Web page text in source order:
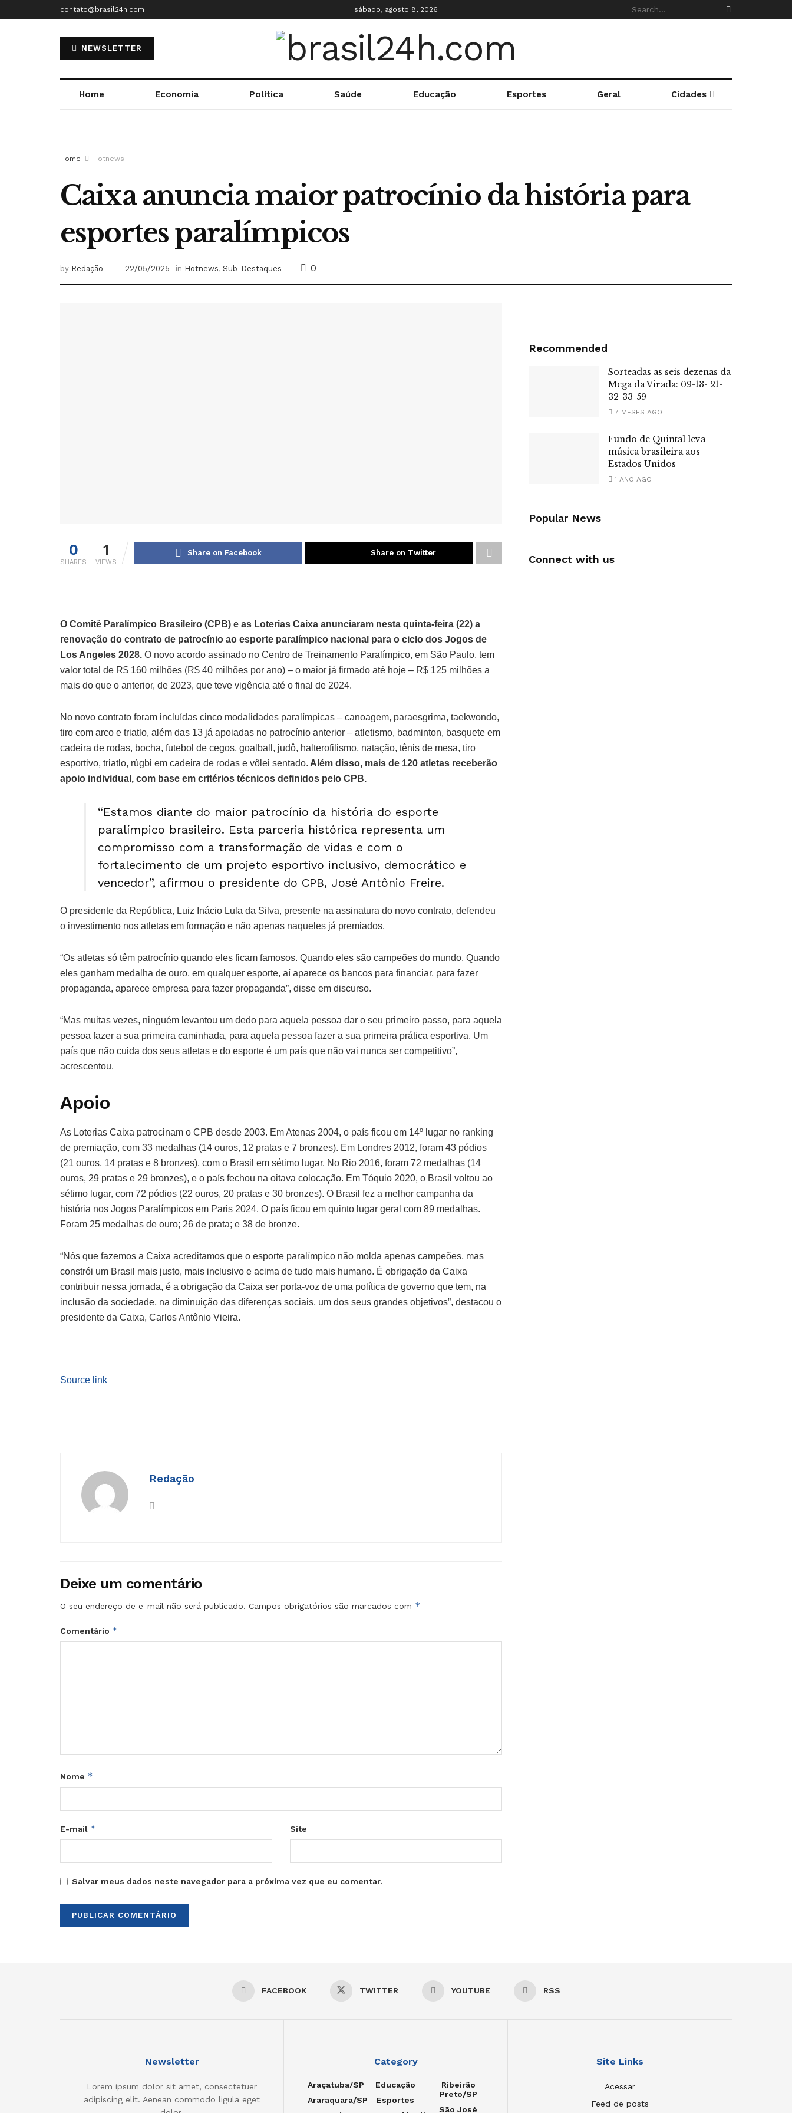
contato@brasil24h.com sábado, agosto 8, 2026
NEWSLETTER
Home Economia Política Saúde Educação Esportes Geral Cidades
Home Hotnews
Caixa anuncia maior patrocínio da história para
esportes paralímpicos
by Redação 22/05/2025 in Hotnews, Sub-Destaques 0
0
SHARES
1
VIEWS
Share on Facebook Share on Twitter
O Comitê Paralímpico Brasileiro (CPB) e as Loterias Caixa anunciaram nesta quinta-feira (22) a
renovação do contrato de patrocínio ao esporte paralímpico nacional para o ciclo dos Jogos de
Los Angeles 2028. O novo acordo assinado no Centro de Treinamento Paralímpico, em São Paulo, tem
valor total de R$ 160 milhões (R$ 40 milhões por ano) – o maior já firmado até hoje – R$ 125 milhões a
mais do que o anterior, de 2023, que teve vigência até o final de 2024.
No novo contrato foram incluídas cinco modalidades paralímpicas – canoagem, paraesgrima, taekwondo,
tiro com arco e triatlo, além das 13 já apoiadas no patrocínio anterior – atletismo, badminton, basquete em
cadeira de rodas, bocha, futebol de cegos, goalball, judô, halterofilismo, natação, tênis de mesa, tiro
esportivo, triatlo, rúgbi em cadeira de rodas e vôlei sentado. Além disso, mais de 120 atletas receberão
apoio individual, com base em critérios técnicos definidos pelo CPB.
“Estamos diante do maior patrocínio da história do esporte
paralímpico brasileiro. Esta parceria histórica representa um
compromisso com a transformação de vidas e com o
fortalecimento de um projeto esportivo inclusivo, democrático e
vencedor”, afirmou o presidente do CPB, José Antônio Freire.
O presidente da República, Luiz Inácio Lula da Silva, presente na assinatura do novo contrato, defendeu
o investimento nos atletas em formação e não apenas naqueles já premiados.
“Os atletas só têm patrocínio quando eles ficam famosos. Quando eles são campeões do mundo. Quando
eles ganham medalha de ouro, em qualquer esporte, aí aparece os bancos para financiar, para fazer
propaganda, aparece empresa para fazer propaganda”, disse em discurso.
“Mas muitas vezes, ninguém levantou um dedo para aquela pessoa dar o seu primeiro passo, para aquela
pessoa fazer a sua primeira caminhada, para aquela pessoa fazer a sua primeira prática esportiva. Um
país que não cuida dos seus atletas e do esporte é um país que não vai nunca ser competitivo”,
acrescentou.
Apoio
As Loterias Caixa patrocinam o CPB desde 2003. Em Atenas 2004, o país ficou em 14º lugar no ranking
de premiação, com 33 medalhas (14 ouros, 12 pratas e 7 bronzes). Em Londres 2012, foram 43 pódios
(21 ouros, 14 pratas e 8 bronzes), com o Brasil em sétimo lugar. No Rio 2016, foram 72 medalhas (14
ouros, 29 pratas e 29 bronzes), e o país fechou na oitava colocação. Em Tóquio 2020, o Brasil voltou ao
sétimo lugar, com 72 pódios (22 ouros, 20 pratas e 30 bronzes). O Brasil fez a melhor campanha da
história nos Jogos Paralímpicos em Paris 2024. O país ficou em quinto lugar geral com 89 medalhas.
Foram 25 medalhas de ouro; 26 de prata; e 38 de bronze.
“Nós que fazemos a Caixa acreditamos que o esporte paralímpico não molda apenas campeões, mas
constrói um Brasil mais justo, mais inclusivo e acima de tudo mais humano. É obrigação da Caixa
contribuir nessa jornada, é a obrigação da Caixa ser porta-voz de uma política de governo que tem, na
inclusão da sociedade, na diminuição das diferenças sociais, um dos seus grandes objetivos”, destacou o
presidente da Caixa, Carlos Antônio Vieira.
Source link
Redação
Deixe um comentário
O seu endereço de e-mail não será publicado. Campos obrigatórios são marcados com *
Comentário *
Nome *
E-mail * Site
Salvar meus dados neste navegador para a próxima vez que eu comentar.
Recommended
Sorteadas as seis dezenas da
Mega da Virada: 09-13- 21-
32-33-59
7 MESES AGO
Fundo de Quintal leva
música brasileira aos
Estados Unidos
1 ANO AGO
Popular News
Connect with us
FACEBOOK TWITTER YOUTUBE RSS
Newsletter
Lorem ipsum dolor sit amet, consectetuer
adipiscing elit. Aenean commodo ligula eget
Category
Araçatuba/SP
Araraquara/SP
Educação
Esportes
Ribeirão
Preto/SP
São José
Site Links
Acessar
Feed de posts